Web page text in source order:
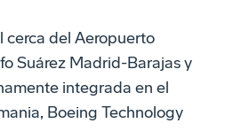
cerca del Aeropuerto
Suárez Madrid-Barajas y
integrada en el
Boeing Technology